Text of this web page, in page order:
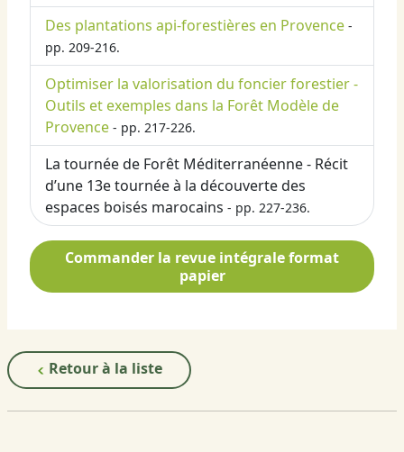
Des plantations api-forestières en Provence -
pp. 209-216.
Optimiser la valorisation du foncier forestier -
Outils et exemples dans la Forêt Modèle de
Provence - pp. 217-226.
La tournée de Forêt Méditerranéenne - Récit
d’une 13e tournée à la découverte des
espaces boisés marocains - pp. 227-236.
Commander la revue intégrale format
papier
Retour à la liste